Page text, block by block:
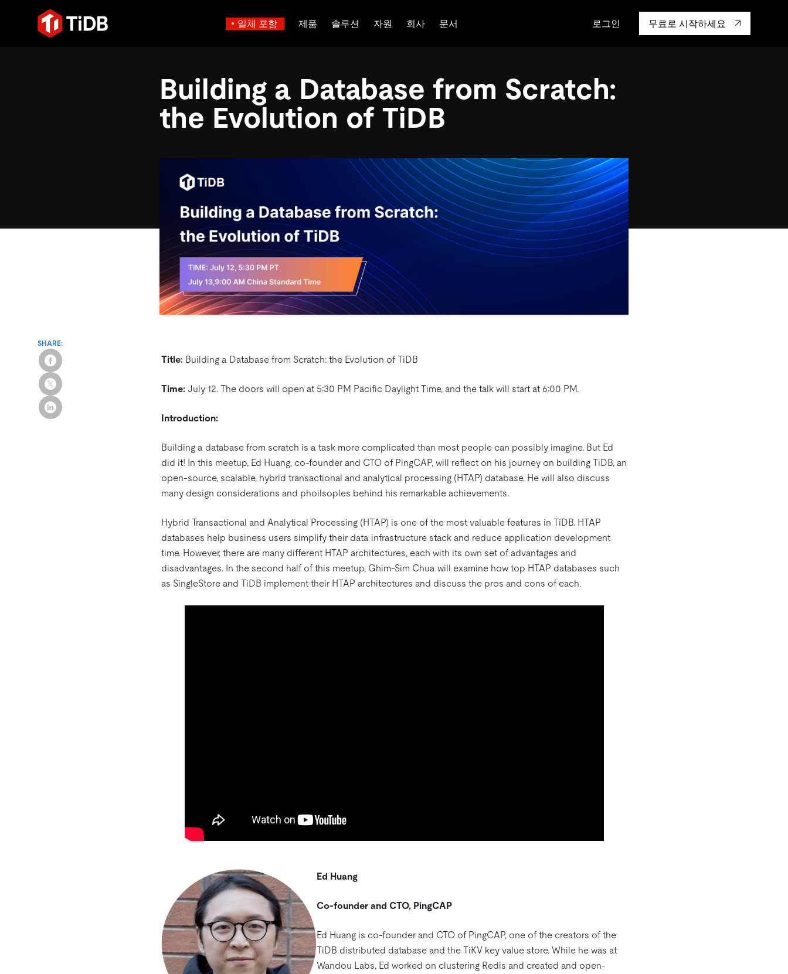
일체 포함
에이전트형 AI용 데이터베이스
에이전트 메모리, 상태 및 다중 홉 추론을 위해 특별히
Persistent Context for AI Agents
agent isolation
AI 애플리케이션 구축
벡터 검색 및 RAG
네이티브 벡터 인덱싱 및 검색 증강 생성 파이프라인
제품
혁신가들이 트랜잭션, 인공지능 및 기타 최신 애
플리케이션에 활용하기 위해 신뢰하는 오픈 소
스 분산 SQL 데이터베이스입니다.
TiDB Self-Managed
가격
TiKV
mem9
솔루션
전 세계 혁신 선도 기업들이 신뢰하고 검증한
제품입니다.
핀테크
전자상거래
SaaS
Logistics & Supply Chain
GenAI 애플리케이션 구축
Build Persistent Context for AI Agents
자원
전자책 및 백서
동영상 및 다시보기
Compare Databases
Playbooks
디스코드 커뮤니티
개발자 허브
TiDB 스케일
핸즈온 랩
인증
회사
TiDB가 데이터의 기밀성과 가용성을 어떻게 보
장하는지 알아보세요.
회사 소개
채용
파트너
문의하기
문서 로그인 무료로 시작하세요
Building a Database from Scratch:
the Evolution of TiDB
Title: Building a Database from Scratch: the Evolution of TiDB
Time: July 12. The doors will open at 5:30 PM Pacific Daylight Time, and the talk will start at 6:00 PM.
Introduction:
Building a database from scratch is a task more complicated than most people can possibly imagine. But Ed
did it! In this meetup, Ed Huang, co-founder and CTO of PingCAP, will reflect on his journey on building TiDB, an
open-source, scalable, hybrid transactional and analytical processing (HTAP) database. He will also discuss
many design considerations and phoilsoples behind his remarkable achievements.
Hybrid Transactional and Analytical Processing (HTAP) is one of the most valuable features in TiDB. HTAP
databases help business users simplify their data infrastructure stack and reduce application development
time. However, there are many different HTAP architectures, each with its own set of advantages and
disadvantages. In the second half of this meetup, Ghim-Sim Chua will examine how top HTAP databases such
as SingleStore and TiDB implement their HTAP architectures and discuss the pros and cons of each.
Ed Huang
Co-founder and CTO, PingCAP
Ed Huang is co-founder and CTO of PingCAP, one of the creators of the
TiDB distributed database and the TiKV key value store. While he was at
Wandou Labs, Ed worked on clustering Redis and created and open-
SHARE: